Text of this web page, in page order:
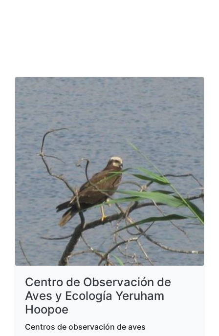
Centro de Observación de
Aves y Ecología Yeruham
Hoopoe
Centros de observación de aves